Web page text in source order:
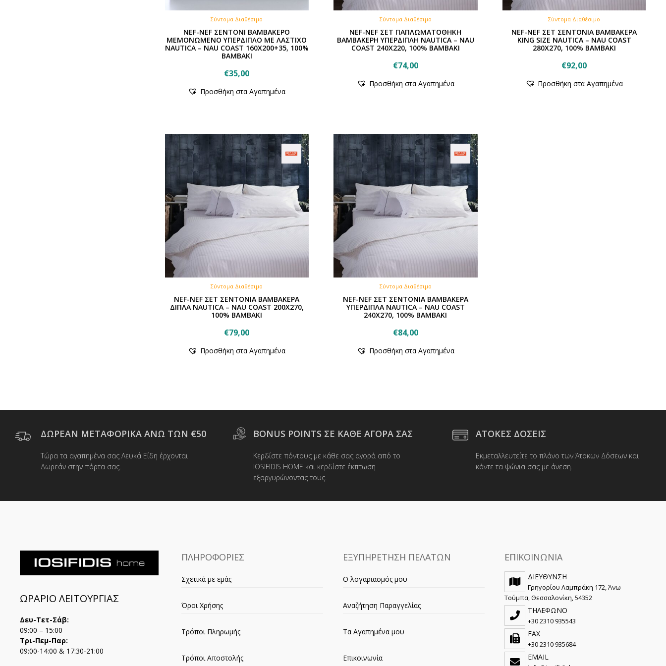
Σύντομα Διαθέσιμο
NEF-NEF ΣΕΝΤΟΝΙ ΒΑΜΒΑΚΕΡΟ
ΜΕΜΟΝΩΜΕΝΟ ΥΠΕΡΔΙΠΛΟ ΜΕ ΛΑΣΤΙΧΟ
NAUTICA – NAU COAST 160Χ200+35, 100%
ΒΑΜΒΑΚΙ
€35,00
Προσθήκη στα Αγαπημένα
Σύντομα Διαθέσιμο
NEF-NEF ΣΕΤ ΠΑΠΛΩΜΑΤΟΘΗΚΗ
ΒΑΜΒΑΚΕΡΗ ΥΠΕΡΔΙΠΛΗ NAUTICA – NAU
COAST 240X220, 100% ΒΑΜΒΑΚΙ
€74,00
Προσθήκη στα Αγαπημένα
Σύντομα Διαθέσιμο
NEF-NEF ΣΕΤ ΣΕΝΤΟΝΙΑ ΒΑΜΒΑΚΕΡΑ
KING SIZE NAUTICA – NAU COAST
280Χ270, 100% ΒΑΜΒΑΚΙ
€92,00
Προσθήκη στα Αγαπημένα
Σύντομα Διαθέσιμο
NEF-NEF ΣΕΤ ΣΕΝΤΟΝΙΑ ΒΑΜΒΑΚΕΡΑ
ΔΙΠΛΑ NAUTICA – NAU COAST 200Χ270,
100% ΒΑΜΒΑΚΙ
€79,00
Προσθήκη στα Αγαπημένα
Σύντομα Διαθέσιμο
NEF-NEF ΣΕΤ ΣΕΝΤΟΝΙΑ ΒΑΜΒΑΚΕΡΑ
ΥΠΕΡΔΙΠΛΑ NAUTICA – NAU COAST
240Χ270, 100% ΒΑΜΒΑΚΙ
€84,00
Προσθήκη στα Αγαπημένα
ΔΩΡΕΑΝ ΜΕΤΑΦΟΡΙΚΑ ΑΝΩ ΤΩΝ €50
Τώρα τα αγαπημένα σας Λευκά Είδη έρχονται
Δωρεάν στην πόρτα σας.
BONUS POINTS ΣΕ ΚΑΘΕ ΑΓΟΡΑ ΣΑΣ
Κερδίστε πόντους με κάθε σας αγορά από το
IOSIFIDIS HOME και κερδίστε έκπτωση
εξαργυρώνοντας τους.
ΑΤΟΚΕΣ ΔΟΣΕΙΣ
Εκμεταλλευτείτε το πλάνο των Άτοκων Δόσεων και
κάντε τα ψώνια σας με άνεση.
ΩΡΑΡΙΟ ΛΕΙΤΟΥΡΓΙΑΣ
Δευ-Τετ-Σάβ:
09:00 – 15:00
Τρι-Πεμ-Παρ:
09:00-14:00 & 17:30-21:00
ΠΛΗΡΟΦΟΡΙΕΣ
Σχετικά με εμάς
Όροι Χρήσης
Τρόποι Πληρωμής
Τρόποι Αποστολής
ΕΞΥΠΗΡΕΤΗΣΗ ΠΕΛΑΤΩΝ
Ο λογαριασμός μου
Αναζήτηση Παραγγελίας
Τα Αγαπημένα μου
Επικοινωνία
ΕΠΙΚΟΙΝΩΝΙΑ
ΔΙΕΥΘΥΝΣΗ
Γρηγορίου Λαμπράκη 172, Άνω
Τούμπα, Θεσσαλονίκη, 54352
ΤΗΛΕΦΩΝΟ
+30 2310 935543
FAX
+30 2310 935684
EMAIL